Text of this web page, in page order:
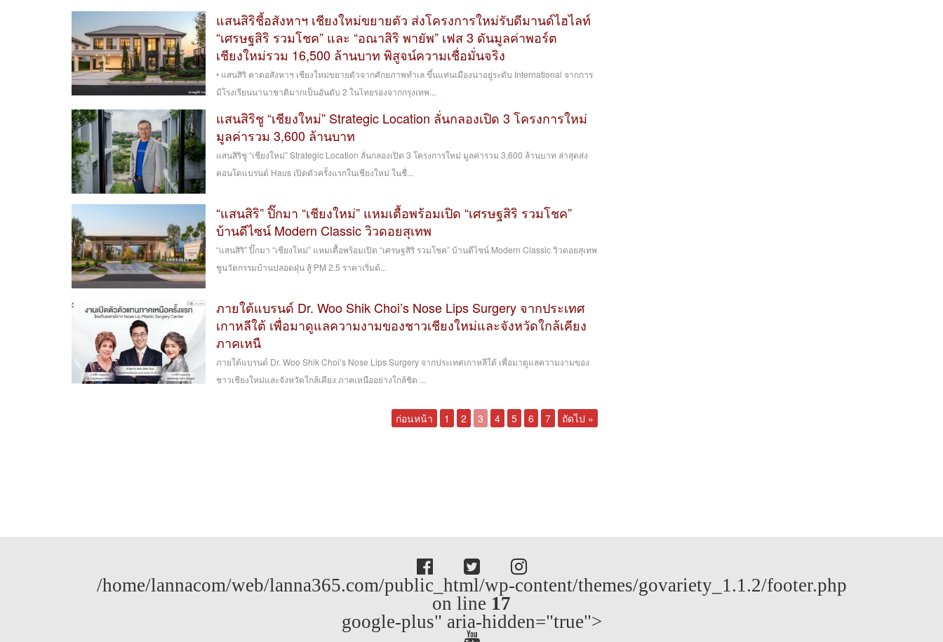
แสนสิริชี้อสังหาฯ เชียงใหม่ขยายตัว ส่งโครงการใหม่รับดีมานด์ไฮไลท์
“เศรษฐสิริ รวมโชค” และ “อณาสิริ พายัพ” เฟส 3 ดันมูลค่าพอร์ต
เชียงใหม่รวม 16,500 ล้านบาท พิสูจน์ความเชื่อมั่นจริง
• แสนสิริ คาดอสังหาฯ เชียงใหม่ขยายตัวจากศักยภาพทำเล ขึ้นแท่นเมืองน่าอยู่ระดับ International จากการ
มีโรงเรียนนานาชาติมากเป็นอันดับ 2 ในไทยรองจากกรุงเทพ...
แสนสิริชู “เชียงใหม่” Strategic Location ลั่นกลองเปิด 3 โครงการใหม่
มูลค่ารวม 3,600 ล้านบาท
แสนสิริชู “เชียงใหม่” Strategic Location ลั่นกลองเปิด 3 โครงการใหม่ มูลค่ารวม 3,600 ล้านบาท ล่าสุดส่ง
คอนโดแบรนด์ Haus เปิดตัวครั้งแรกในเชียงใหม่ ในชื่...
“แสนสิริ” ปิ๊กมา “เชียงใหม่” แหมเตื้อพร้อมเปิด “เศรษฐสิริ รวมโชค”
บ้านดีไซน์ Modern Classic วิวดอยสุเทพ
“แสนสิริ” ปิ๊กมา “เชียงใหม่” แหมเตื้อพร้อมเปิด “เศรษฐสิริ รวมโชค” บ้านดีไซน์ Modern Classic วิวดอยสุเทพ
ชูนวัตกรรมบ้านปลอดฝุ่น สู้ PM 2.5 ราคาเริ่มต้...
ภายใต้แบรนด์ Dr. Woo Shik Choi’s Nose Lips Surgery จากประเทศ
เกาหลีใต้ เพื่อมาดูแลความงามของชาวเชียงใหม่และจังหวัดใกล้เคียง
ภาคเหนื
ภายใต้แบรนด์ Dr. Woo Shik Choi’s Nose Lips Surgery จากประเทศเกาหลีใต้ เพื่อมาดูแลความงามของ
ชาวเชียงใหม่และจังหวัดใกล้เคียง ภาคเหนืออย่างใกล้ชิด ...
ก่อนหน้า 1 2 3 4 5 6 7 ถัดไป »
/home/lannacom/web/lanna365.com/public_html/wp-content/themes/govariety_1.1.2/footer.php
on line 17
google-plus" aria-hidden="true">